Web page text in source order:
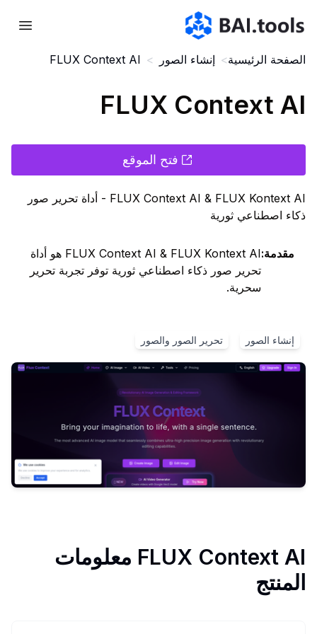
Bai.tools
الصفحة الرئيسية> إنشاء الصور >
FLUX Context AI
FLUX Context AI
فتح الموقع
FLUX Context AI & FLUX Kontext AI - أداة تحرير صور
ذكاء اصطناعي ثورية
مقدمة:
FLUX Context AI & FLUX Kontext AI هو أداة
تحرير صور ذكاء اصطناعي ثورية توفر تجربة تحرير
سحرية.
إنشاء الصور تحرير الصور والصور
FLUX Context AI معلومات
المنتج